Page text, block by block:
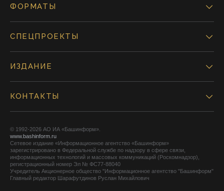
ФОРМАТЫ
СПЕЦПРОЕКТЫ
ИЗДАНИЕ
КОНТАКТЫ
© 1992-2026 АО ИА «Башинформ».
www.bashinform.ru
Сетевое издание «Информационное агентство «Башинформ»
зарегистрировано в Федеральной службе по надзору в сфере связи,
информационных технологий и массовых коммуникаций (Роскомнадзор),
регистрационный номер Эл № ФС77-88040
Учредитель Акционерное общество "Информационное агентство "Башинформ"
Главный редактор Шарафутдинов Руслан Михайлович